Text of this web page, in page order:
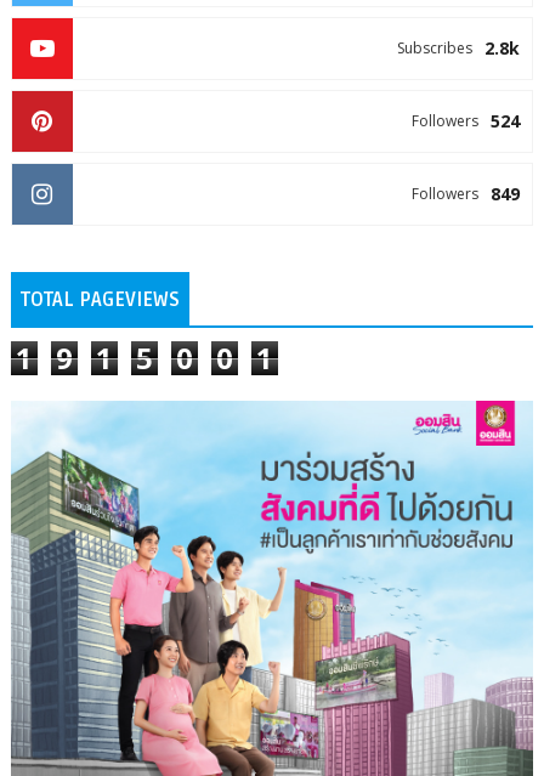
2.8k
Subscribes
524
Followers
849
Followers
TOTAL PAGEVIEWS
1 9 1 5 0 0 1